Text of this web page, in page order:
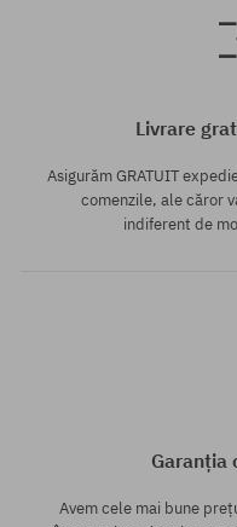
Livrare
Asigurăm GRATUIT
comenzile, ale căror
indiferent de
Garanția
Avem cele mai bune